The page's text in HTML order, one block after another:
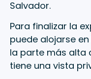
Salvador.
Para finalizar la
puede alojarse
la parte más alta
tiene una vista